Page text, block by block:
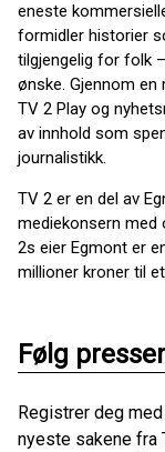
eneste
formidler historier
tilgjengelig for folk
ønske. Gjennom en
TV 2 Play og
av innhold som
journalistikk.
TV 2 er en del av
mediekonsern med
2s eier Egmont er
millioner kroner til
Følg
Registrer deg
nyeste sakene fra